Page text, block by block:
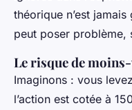
théorique n’est
peut poser problème,
Le risque de
Imaginons : vous
l’action est cotée à